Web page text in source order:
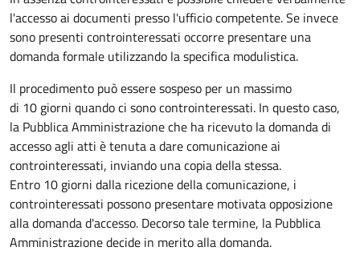
l'accesso ai documenti presso l'ufficio competente. Se invece
sono presenti controinteressati occorre presentare una
domanda formale utilizzando la specifica modulistica.
Il procedimento può essere sospeso per un massimo
di 10 giorni quando ci sono controinteressati. In questo caso,
la Pubblica Amministrazione che ha ricevuto la domanda di
accesso agli atti è tenuta a dare comunicazione ai
controinteressati, inviando una copia della stessa.
Entro 10 giorni dalla ricezione della comunicazione, i
controinteressati possono presentare motivata opposizione
alla domanda d'accesso. Decorso tale termine, la Pubblica
Amministrazione decide in merito alla domanda.